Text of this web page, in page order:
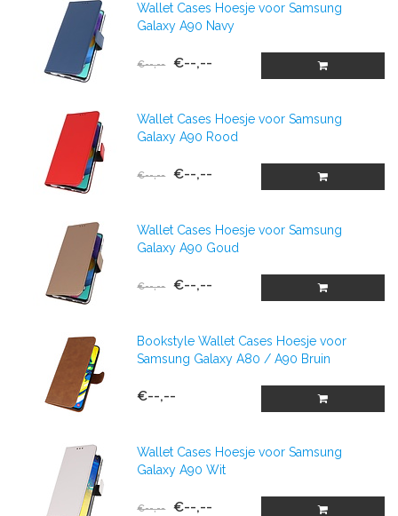
Wallet Cases Hoesje voor Samsung
Galaxy A90 Navy
€--,-- €--,--
Wallet Cases Hoesje voor Samsung
Galaxy A90 Rood
€--,-- €--,--
Wallet Cases Hoesje voor Samsung
Galaxy A90 Goud
€--,-- €--,--
Bookstyle Wallet Cases Hoesje voor
Samsung Galaxy A80 / A90 Bruin
€--,--
Wallet Cases Hoesje voor Samsung
Galaxy A90 Wit
€--,-- €--,--